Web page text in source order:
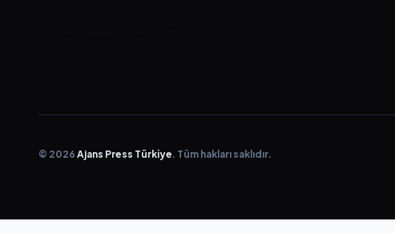
© 2026 Ajans Press Türkiye. Tüm hakları saklıdır.